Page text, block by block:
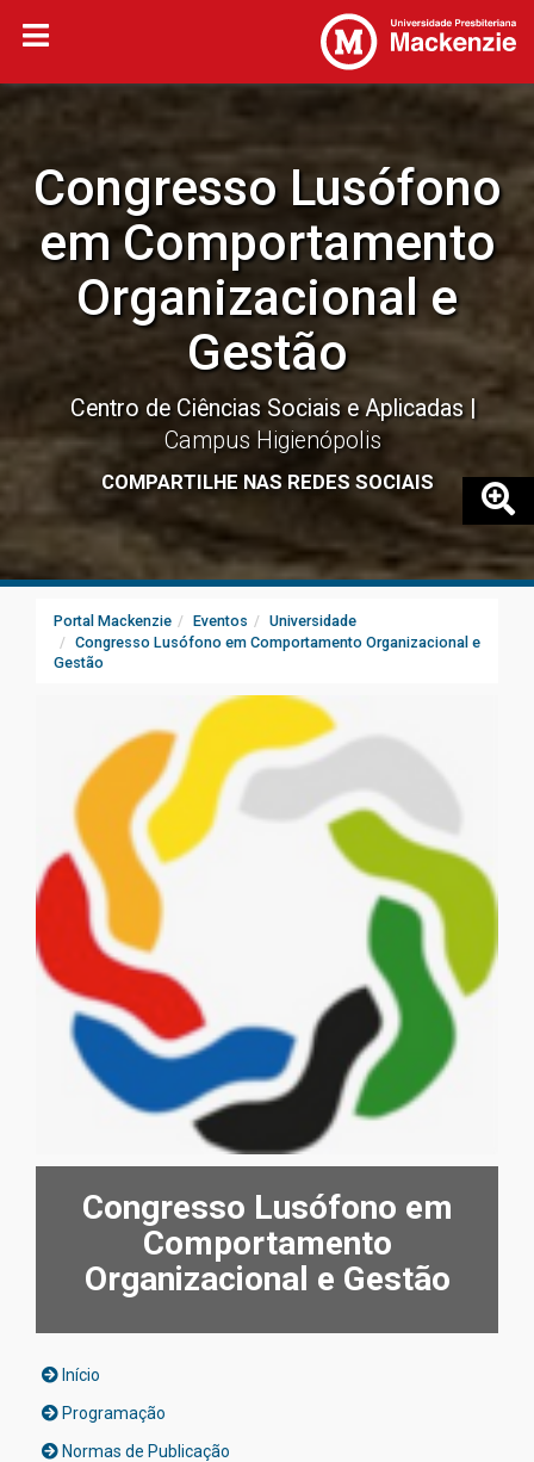
Congresso Lusófono
em Comportamento
Organizacional e
Gestão
Centro de Ciências Sociais e Aplicadas
Campus Higienópolis
COMPARTILHE NAS REDES SOCIAIS
Portal Mackenzie Eventos
Universidade
Congresso Lusófono em Comportamento Organizacional e
Gestão
Congresso Lusófono em
Comportamento
Organizacional e Gestão
Início
Programação
Normas de Publicação